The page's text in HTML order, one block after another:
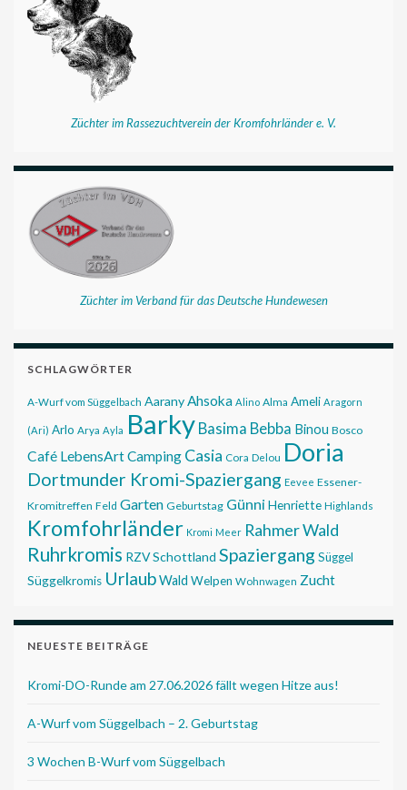
Züchter im Rassezuchtverein der Kromfohrländer e. V.
Züchter im Verband für das Deutsche Hundewesen
SCHLAGWÖRTER
A-Wurf vom Süggelbach AaranyAhsoka Alino Alma Ameli Aragorn
(Ari) Arlo Arya Ayla BarkyBasima Bebba Binou Bosco
Café LebensArtCamping Casia Cora Delou Doria
Dortmunder Kromi-Spaziergang Eevee Essener-
Kromitreffen Feld Garten Geburtstag Günni Henriette Highlands
Kromfohrländer Kromi Meer Rahmer Wald
Ruhrkromis RZVSchottland Spaziergang Süggel
Süggelkromis UrlaubWald Welpen Wohnwagen Zucht
NEUESTE BEITRÄGE
Kromi-DO-Runde am 27.06.2026 fällt wegen Hitze aus!
A-Wurf vom Süggelbach – 2. Geburtstag
3 Wochen B-Wurf vom Süggelbach